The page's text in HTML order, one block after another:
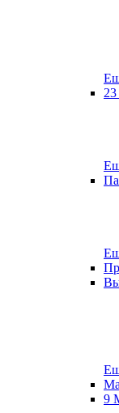
9